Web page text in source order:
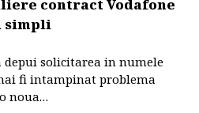
contract Vodafone
simpli
depui solicitarea in numele
fi intampinat problema
noua…